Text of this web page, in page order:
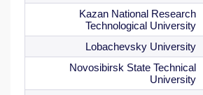
Kazan National Research
Technological University
Lobachevsky University
Novosibirsk State Technical
University